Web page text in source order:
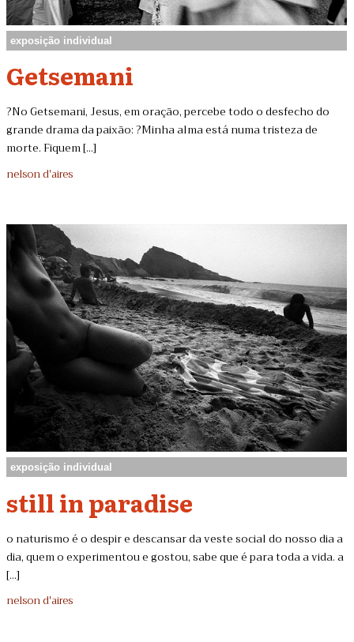
exposição individual
Getsemani
?No Getsemani, Jesus, em oração, percebe todo o desfecho do
grande drama da paixão: ?Minha alma está numa tristeza de
morte. Fiquem [...]
nelson d'aires
exposição individual
still in paradise
o naturismo é o despir e descansar da veste social do nosso dia a
dia, quem o experimentou e gostou, sabe que é para toda a vida. a
[...]
nelson d'aires